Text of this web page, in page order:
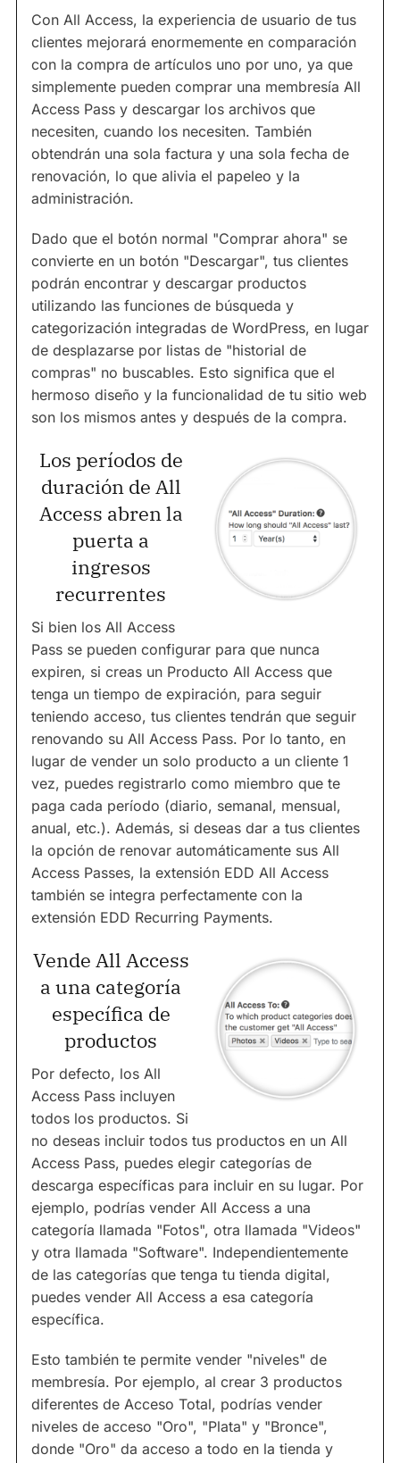
Con All Access, la experiencia de usuario de tus
clientes mejorará enormemente en comparación
con la compra de artículos uno por uno, ya que
simplemente pueden comprar una membresía All
Access Pass y descargar los archivos que
necesiten, cuando los necesiten. También
obtendrán una sola factura y una sola fecha de
renovación, lo que alivia el papeleo y la
administración.
Dado que el botón normal "Comprar ahora" se
convierte en un botón "Descargar", tus clientes
podrán encontrar y descargar productos
utilizando las funciones de búsqueda y
categorización integradas de WordPress, en lugar
de desplazarse por listas de "historial de
compras" no buscables. Esto significa que el
hermoso diseño y la funcionalidad de tu sitio web
son los mismos antes y después de la compra.
Los períodos de
duración de All
Access abren la
puerta a
ingresos
recurrentes
Si bien los All Access
Pass se pueden configurar para que nunca
expiren, si creas un Producto All Access que
tenga un tiempo de expiración, para seguir
teniendo acceso, tus clientes tendrán que seguir
renovando su All Access Pass. Por lo tanto, en
lugar de vender un solo producto a un cliente 1
vez, puedes registrarlo como miembro que te
paga cada período (diario, semanal, mensual,
anual, etc.). Además, si deseas dar a tus clientes
la opción de renovar automáticamente sus All
Access Passes, la extensión EDD All Access
también se integra perfectamente con la
extensión EDD Recurring Payments.
Vende All Access
a una categoría
específica de
productos
Por defecto, los All
Access Pass incluyen
todos los productos. Si
no deseas incluir todos tus productos en un All
Access Pass, puedes elegir categorías de
descarga específicas para incluir en su lugar. Por
ejemplo, podrías vender All Access a una
categoría llamada "Fotos", otra llamada "Videos"
y otra llamada "Software". Independientemente
de las categorías que tenga tu tienda digital,
puedes vender All Access a esa categoría
específica.
Esto también te permite vender "niveles" de
membresía. Por ejemplo, al crear 3 productos
diferentes de Acceso Total, podrías vender
niveles de acceso "Oro", "Plata" y "Bronce",
donde "Oro" da acceso a todo en la tienda y